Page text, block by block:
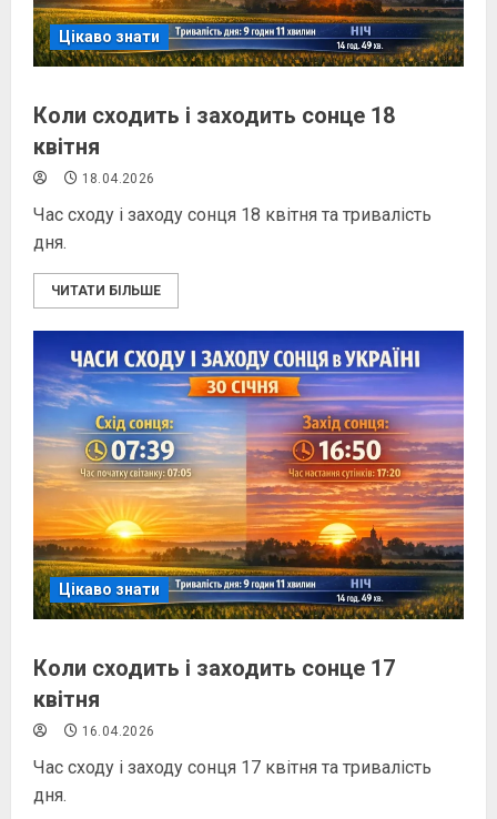
Цікаво знати
Коли сходить і заходить сонце 18
квітня
18.04.2026
Час сходу і заходу сонця 18 квітня та тривалість
дня.
ЧИТАТИ БІЛЬШЕ
Цікаво знати
Коли сходить і заходить сонце 17
квітня
16.04.2026
Час сходу і заходу сонця 17 квітня та тривалість
дня.